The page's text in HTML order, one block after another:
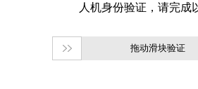
拖动滑块验证